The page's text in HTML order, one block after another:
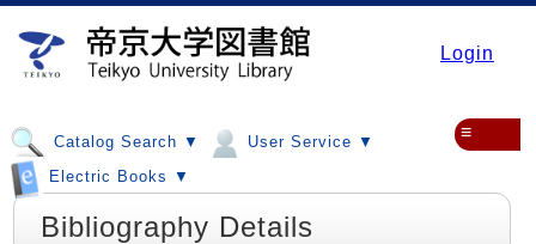
Login
Catalog Search ▼
User Service ▼
Electric Books ▼
≡
Bibliography Details